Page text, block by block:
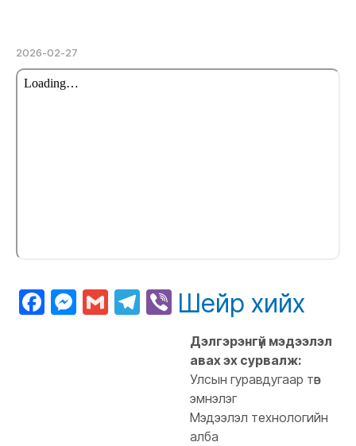
2026-02-27
Facebook
Messenger
GmailTelegram
Viber
Шейр хийх
Дэлгэрэнгүй мэдээлэл
авах эх сурвалж:
Улсын гуравдугаар төв
эмнэлэг
Мэдээлэл технологийн
алба